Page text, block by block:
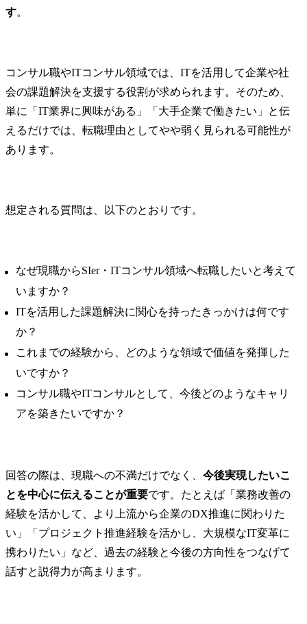
す。
コンサル職やITコンサル領域では、ITを活用して企業や社
会の課題解決を支援する役割が求められます。そのため、
単に「IT業界に興味がある」「大手企業で働きたい」と伝
えるだけでは、転職理由としてやや弱く見られる可能性が
あります。
想定される質問は、以下のとおりです。
なぜ現職からSIer・ITコンサル領域へ転職したいと考えて
いますか？
ITを活用した課題解決に関心を持ったきっかけは何です
か？
これまでの経験から、どのような領域で価値を発揮した
いですか？
コンサル職やITコンサルとして、今後どのようなキャリ
アを築きたいですか？
回答の際は、現職への不満だけでなく、 今後実現したいこ
とを中心に伝えることが重要です。たとえば「業務改善の
経験を活かして、より上流から企業のDX推進に関わりた
い」「プロジェクト推進経験を活かし、大規模なIT変革に
携わりたい」など、過去の経験と今後の方向性をつなげて
話すと説得力が高まります。